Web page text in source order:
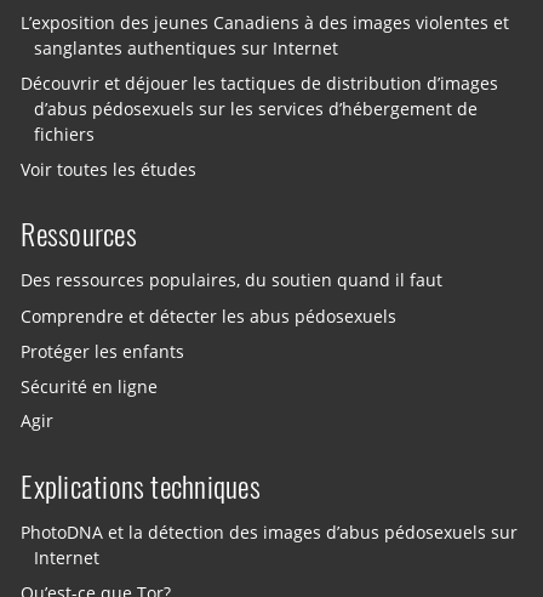
L’exposition des jeunes Canadiens à des images violentes et
sanglantes authentiques sur Internet
Découvrir et déjouer les tactiques de distribution d’images
d’abus pédosexuels sur les services d’hébergement de
fichiers
Voir toutes les études
Ressources
Des ressources populaires, du soutien quand il faut
Comprendre et détecter les abus pédosexuels
Protéger les enfants
Sécurité en ligne
Agir
Explications techniques
PhotoDNA et la détection des images d’abus pédosexuels sur
Internet